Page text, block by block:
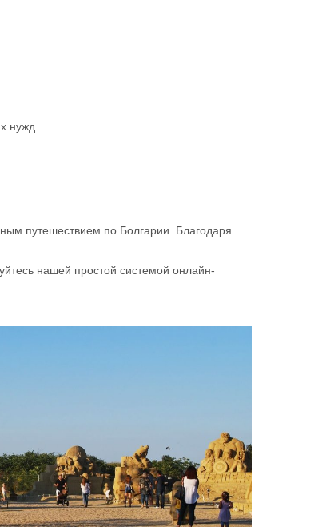
нужд
путешествием по Болгарии. Благодаря
нашей простой системой онлайн-